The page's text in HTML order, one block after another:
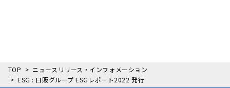
TOP
ニュースリリース・インフォメーション
ESG : 日販グループ ESGレポート2022 発行